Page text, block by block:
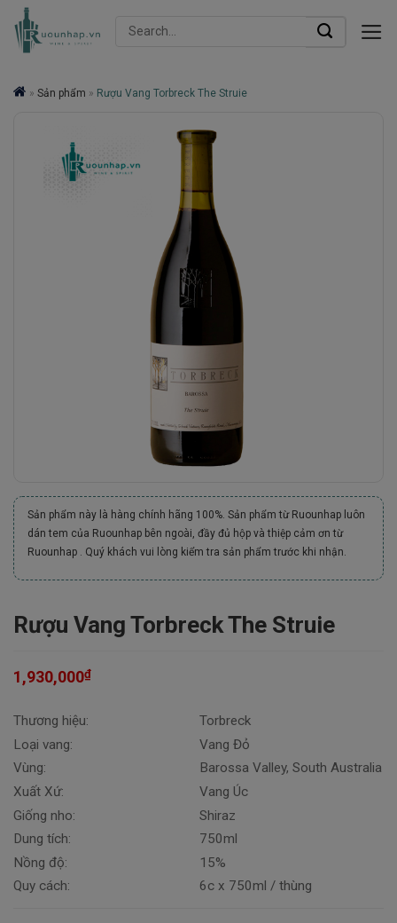
Skip
Search
» Sản phẩm » Rượu Vang Torbreck The Struie
Sản phẩm này là hàng chính hãng 100%. Sản phẩm từ Ruounhap luôn
dán tem của Ruounhap bên ngoài, đầy đủ hộp và thiệp cảm ơn từ
Ruounhap . Quý khách vui lòng kiểm tra sản phẩm trước khi nhận.
Rượu Vang Torbreck The Struie
1,930,000₫
Thương hiệu:
Loại vang:
Vùng:
Xuất Xứ:
Giống nho:
Dung tích:
Nồng độ:
Quy cách:
Torbreck
Vang Đỏ
Barossa Valley, South Australia
Vang Úc
Shiraz
750ml
15%
6c x 750ml / thùng